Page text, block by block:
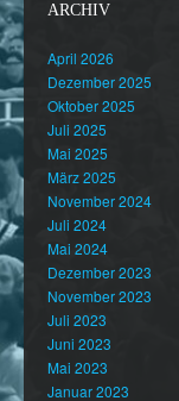
ARCHIV
April 2026
Dezember 2025
Oktober 2025
Juli 2025
Mai 2025
März 2025
November 2024
Juli 2024
Mai 2024
Dezember 2023
November 2023
Juli 2023
Juni 2023
Mai 2023
Januar 2023